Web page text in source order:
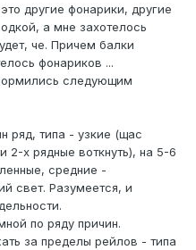
другие фонарики, другие
а мне захотелось
че. Причем балки
фонариков ...
следующим
ряд, типа - узкие (щас
х рядные воткнуть), на 5-6
средние -
свет. Разумеется, и
по ряду причин.
за пределы рейлов - типа